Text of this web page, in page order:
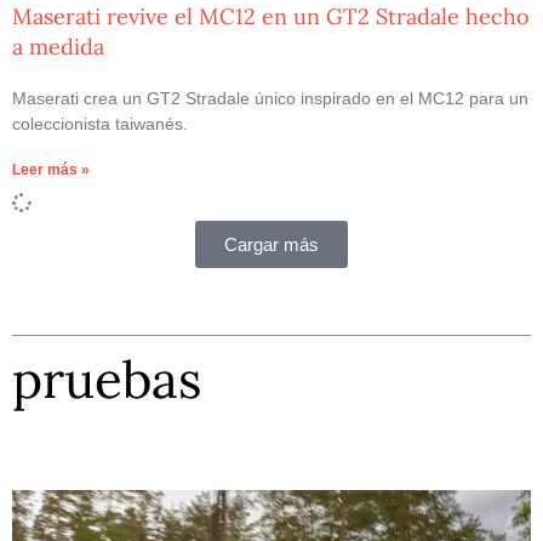
Maserati revive el MC12 en un GT2 Stradale hecho
a medida
Maserati crea un GT2 Stradale único inspirado en el MC12 para un
coleccionista taiwanés.
Leer más »
Cargar más
pruebas